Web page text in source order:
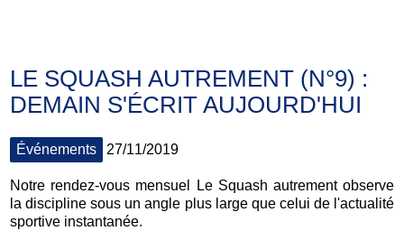
LE SQUASH AUTREMENT (N°9) :
DEMAIN S'ÉCRIT AUJOURD'HUI
Événements 27/11/2019
Notre rendez-vous mensuel Le Squash autrement observe
la discipline sous un angle plus large que celui de l'actualité
sportive instantanée.